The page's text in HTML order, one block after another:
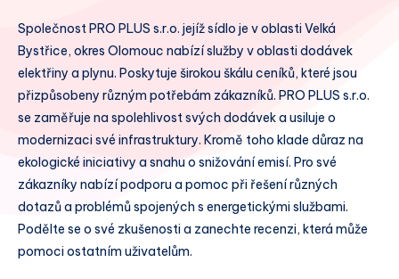
Společnost PRO PLUS s.r.o. jejíž sídlo je v oblasti Velká
Bystřice, okres Olomouc nabízí služby v oblasti dodávek
elektřiny a plynu. Poskytuje širokou škálu ceníků, které jsou
přizpůsobeny různým potřebám zákazníků. PRO PLUS s.r.o.
se zaměřuje na spolehlivost svých dodávek a usiluje o
modernizaci své infrastruktury. Kromě toho klade důraz na
ekologické iniciativy a snahu o snižování emisí. Pro své
zákazníky nabízí podporu a pomoc při řešení různých
dotazů a problémů spojených s energetickými službami.
Podělte se o své zkušenosti a zanechte recenzi, která může
pomoci ostatním uživatelům.